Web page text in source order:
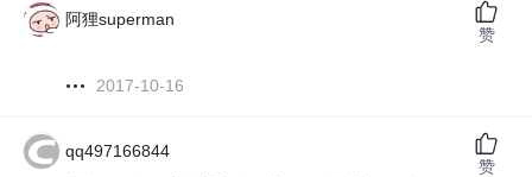
阿狸superman
2017-10-16
赞
qq497166844
赞